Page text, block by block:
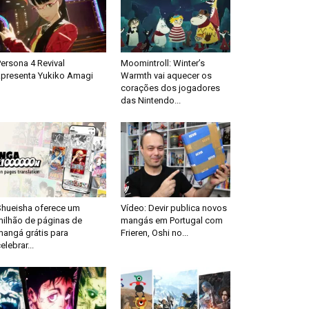
4 Revival
Yukiko Amagi
Moomintroll: Winter’s
Warmth vai aquecer os
corações dos jogadores
das Nintendo...
oferece um
de páginas de
grátis para
Vídeo: Devir publica novos
mangás em Portugal com
Frieren, Oshi no...